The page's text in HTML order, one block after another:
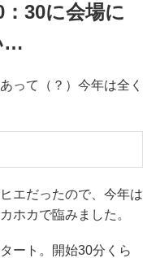
30に会場に
…
って（？）今年は全く
エだったので、今年は
ホカで臨みました。
ート。開始30分くら